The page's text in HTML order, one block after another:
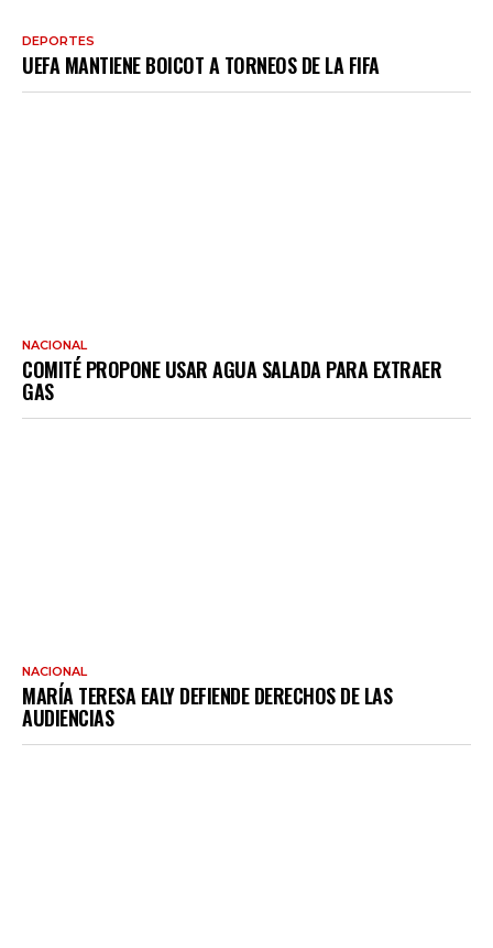
DEPORTES
UEFA MANTIENE BOICOT A TORNEOS DE LA FIFA
NACIONAL
COMITÉ PROPONE USAR AGUA SALADA PARA EXTRAER
GAS
NACIONAL
MARÍA TERESA EALY DEFIENDE DERECHOS DE LAS
AUDIENCIAS